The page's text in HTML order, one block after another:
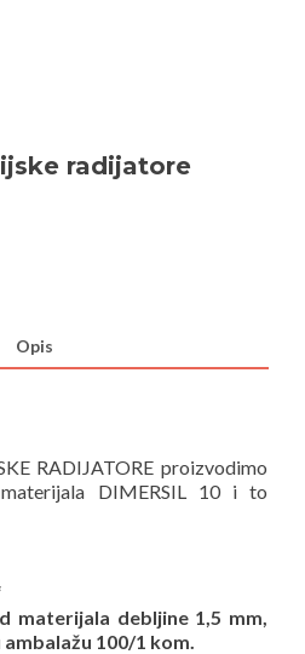
radijatore
Opis
RADIJATORE proizvodimo
DIMERSIL 10 i to
materijala debljine 1,5 mm,
100/1 kom.